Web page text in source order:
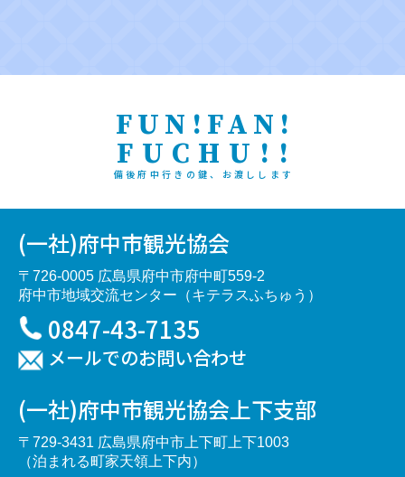
FUN!FAN!
FUCHU!!
備後府中行きの鍵、お渡しします
(一社)府中市観光協会
〒726-0005 広島県府中市府中町559-2
府中市地域交流センター（キテラスふちゅう）
0847-43-7135
メールでのお問い合わせ
(一社)府中市観光協会上下支部
〒729-3431 広島県府中市上下町上下1003
（泊まれる町家天領上下内）